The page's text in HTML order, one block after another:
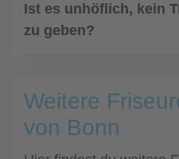
Ist es unhöflich, kein
zu geben?
Weitere
von Bonn